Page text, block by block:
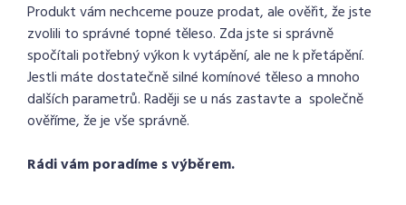
Produkt vám nechceme pouze prodat, ale ověřit, že jste
zvolili to správné topné těleso. Zda jste si správně
spočítali potřebný výkon k vytápění, ale ne k přetápění.
Jestli máte dostatečně silné komínové těleso a mnoho
dalších parametrů. Raději se u nás zastavte a společně
ověříme, že je vše správně.
Rádi vám poradíme s výběrem.